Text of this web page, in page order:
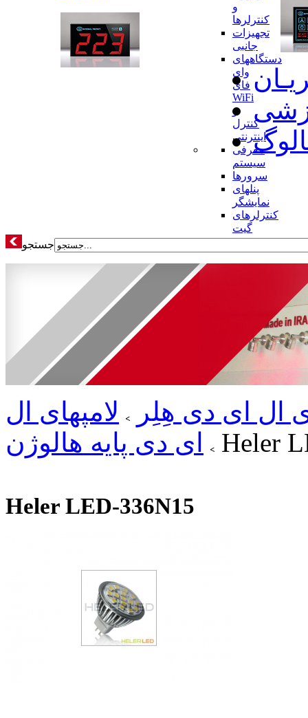
و
کنترلرها
تجهیزات
جانبی
دستگاههای
وای
فای
WiFi
و
کنترل
اینترنتی
معرفی
سیستم
سرورها
پنلهای
نمایشگر
کنترلرهای
گیت
جستجو
ال ای دی هِلِر
لامپهای ال
ای دی پایه هالوژن
Heler
Heler LED-336N15